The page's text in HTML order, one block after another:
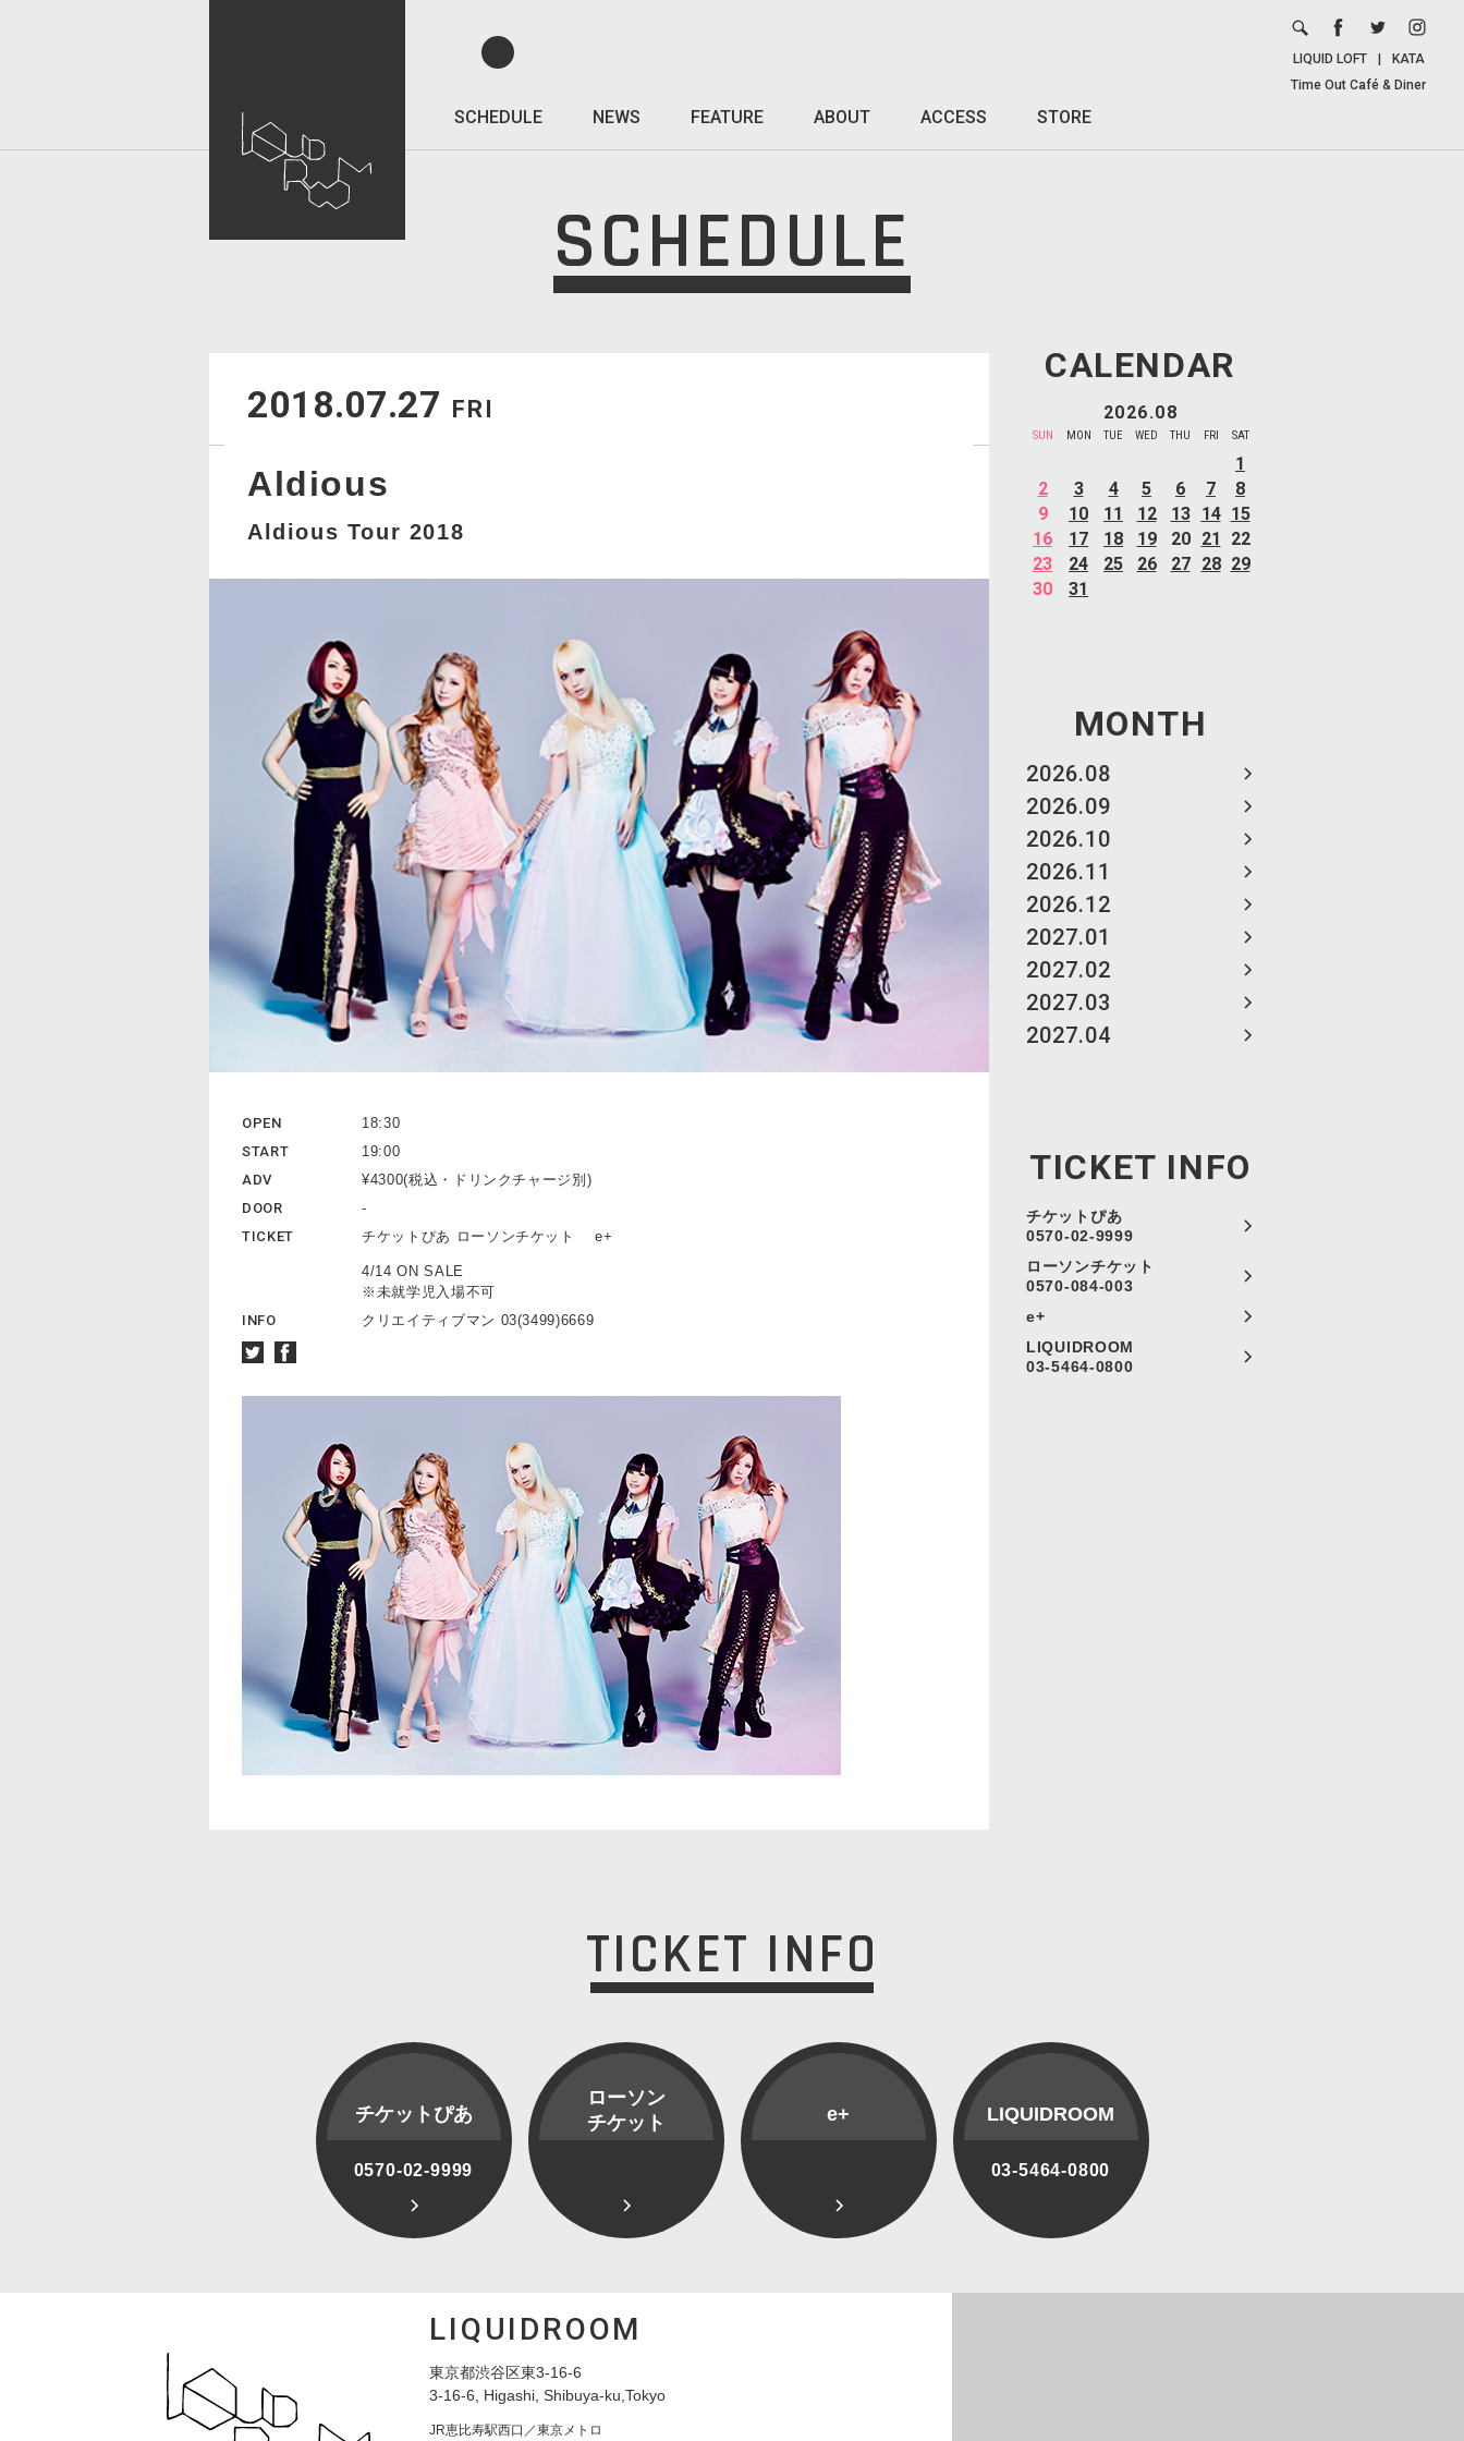
SCHEDULE NEWS FEATURE ABOUT ACCESS STORE
LIQUID LOFT
KATA
Time Out Café & Diner
SCHEDULE
CALENDAR
2026.08
SUN MON TUE WED THU FRI SAT
1
2
3 4 5 6 7
8
9
10 11 12 13 14 15
16
17 18 19 20 21
22
23
24 25 26 27 28 29
30
31
MONTH
2026.08
2026.09
2026.10
2026.11
2026.12
2027.01
2027.02
2027.03
2027.04
TICKET INFO
チケットぴあ
0570-02-9999
ローソンチケット
0570-084-003
e+
LIQUIDROOM
03-5464-0800
2018.07.27 FRI
Aldious
Aldious Tour 2018
OPEN
18:30
START
19:00
ADV
¥4300(税込・ドリンクチャージ別)
DOOR
-
TICKET
チケットぴあ ローソンチケット e+
4/14 ON SALE
※未就学児入場不可
INFO
クリエイティブマン 03(3499)6669
TICKET INFO
チケットぴあ
0570-02-9999
ローソン
チケット
e+ LIQUIDROOM
03-5464-0800
LIQUIDROOM
東京都渋谷区東3-16-6
3-16-6, Higashi, Shibuya-ku,Tokyo
JR恵比寿駅西口／東京メトロ